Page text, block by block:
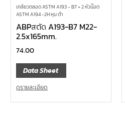
เกลียวตลอด ASTM A193 - B7 + 2 หัวน๊อต
ASTM A194 -2H หุน ดำ
ABPสตัด A193-B7 M22-
2.5x165mm.
74.00
Data Sheet
ดูรายละเอียด